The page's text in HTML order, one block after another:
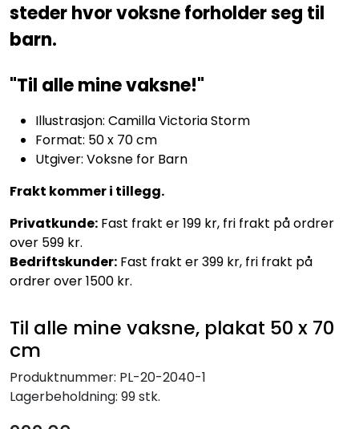
steder hvor voksne forholder seg til
barn.
"Til alle mine vaksne!"
Illustrasjon: Camilla Victoria Storm
Format: 50 x 70 cm
Utgiver: Voksne for Barn
Frakt kommer i tillegg.
Privatkunde: Fast frakt er 199 kr, fri frakt på ordrer
over 599 kr.
Bedriftskunder: Fast frakt er 399 kr, fri frakt på
ordrer over 1500 kr.
Til alle mine vaksne, plakat 50 x 70
cm
Produktnummer: PL-20-2040-1
Lagerbeholdning: 99 stk.